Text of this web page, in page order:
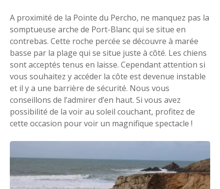
A proximité de la Pointe du Percho, ne manquez pas la
somptueuse arche de Port-Blanc qui se situe en
contrebas. Cette roche percée se découvre à marée
basse par la plage qui se situe juste à côté. Les chiens
sont acceptés tenus en laisse. Cependant attention si
vous souhaitez y accéder la côte est devenue instable
et il y a une barrière de sécurité. Nous vous
conseillons de l’admirer d’en haut. Si vous avez
possibilité de la voir au soleil couchant, profitez de
cette occasion pour voir un magnifique spectacle !